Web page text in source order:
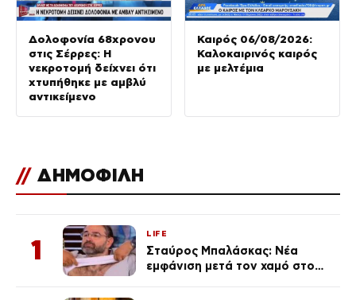
Δολοφονία 68χρονου
στις Σέρρες: Η
νεκροτομή δείχνει ότι
χτυπήθηκε με αμβλύ
αντικείμενο
Καιρός 06/08/2026:
Καλοκαιρινός καιρός
με μελτέμια
// ΔΗΜΟΦΙΛΗ
1
LIFE
Σταύρος Μπαλάσκας: Νέα
εμφάνιση μετά τον χαμό στο